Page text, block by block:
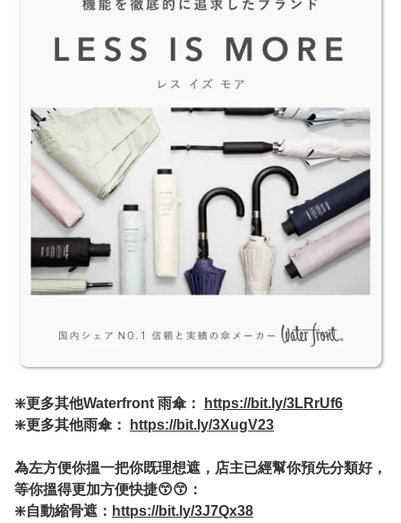
❇️更多其他Waterfront 雨傘：
https://bit.ly/3LRrUf6
❇️更多其他雨傘：
https://bit.ly/3XugV23
為左方便你搵一把你既理想遮，店主已經幫你預先分類好，
等你搵得更加方便快捷😙😙：
❇️自動縮骨遮： https://bit.ly/3J7Qx38